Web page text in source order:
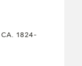
1824-